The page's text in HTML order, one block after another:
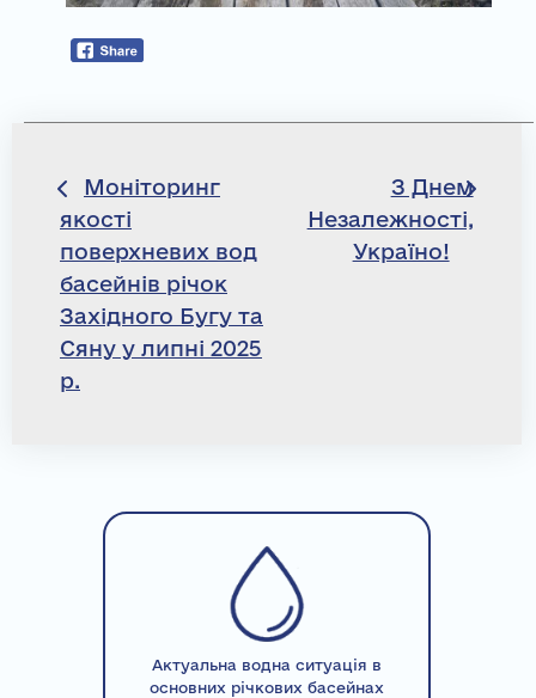
Навігація
записів
Моніторинг
якості
поверхневих вод
басейнів річок
Західного Бугу та
Сяну у липні 2025
р.
З Днем
Незалежності,
Україно!
Актуальна водна ситуація в
основних річкових басейнах